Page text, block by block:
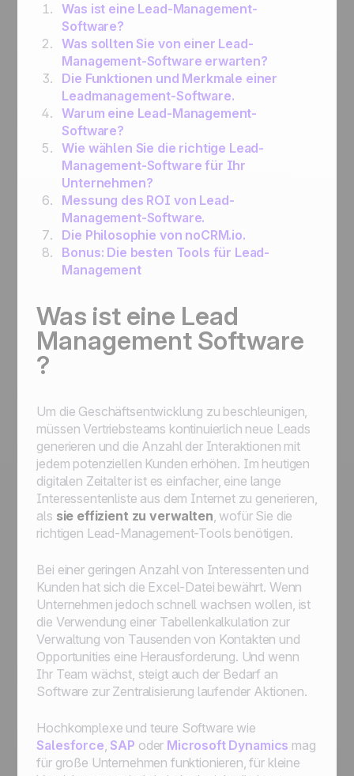
Einem Lead zuweisen, eine E-Mail senden,
ihn zum nächsten Schritt bewegen und dann
für Nachverfolgungen auf StandBy setzen."
Zuweisung eines eingehenden Leads, der
eine bestimmte Bedingung erfüllt, an einen
Vertriebsmitarbeiter
Zuweisung eines eingehenden Leads an
einen Vertriebsmitarbeiter Ihrer Wahl
Erste Schritte zur Automatisierung:
Automatisierung von Arbeitsabläufen für
optimierte Prozesse
Was ist eine Lead-Management-
Software?
Was sollten Sie von einer Lead-
Management-Software erwarten?
Die Funktionen und Merkmale einer
Leadmanagement-Software.
Warum eine Lead-Management-
Software?
Wie wählen Sie die richtige Lead-
Management-Software für Ihr
Unternehmen?
Messung des ROI von Lead-
Management-Software.
Die Philosophie von noCRM.io.
Bonus: Die besten Tools für Lead-
Management
Was ist eine Lead
Management Software
?
Um die Geschäftsentwicklung zu beschleunigen,
müssen Vertriebsteams kontinuierlich neue Leads
generieren und die Anzahl der Interaktionen mit
jedem potenziellen Kunden erhöhen. Im heutigen
digitalen Zeitalter ist es einfacher, eine lange
Interessentenliste aus dem Internet zu generieren,
als sie effizient zu verwalten, wofür Sie die
richtigen Lead-Management-Tools benötigen.
Bei einer geringen Anzahl von Interessenten und
Kunden hat sich die Excel-Datei bewährt. Wenn
Unternehmen jedoch schnell wachsen wollen, ist
die Verwendung einer Tabellenkalkulation zur
Verwaltung von Tausenden von Kontakten und
Opportunities eine Herausforderung. Und wenn
Ihr Team wächst, steigt auch der Bedarf an
Software zur Zentralisierung laufender Aktionen.
Hochkomplexe und teure Software wie
Salesforce,SAP oder Microsoft Dynamics mag
für große Unternehmen funktionieren, für kleine